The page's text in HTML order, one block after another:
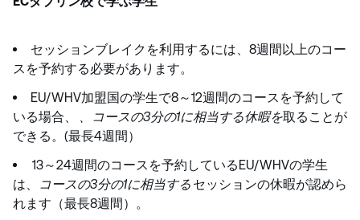
セッションブレイクを利用するには、8週間以上のコー
スを予約する必要があります。
EU/WHV加盟国の学生で8～12週間のコースを予約して
いる場合、
、コースの3分の1に相当する休暇を取ることが
できる。(最長4週間）
13～24週間のコースを予約しているEU/WHVの学生
は、
コースの3分の1に相当する セッションの休暇が認めら
れます（最長8週間）。